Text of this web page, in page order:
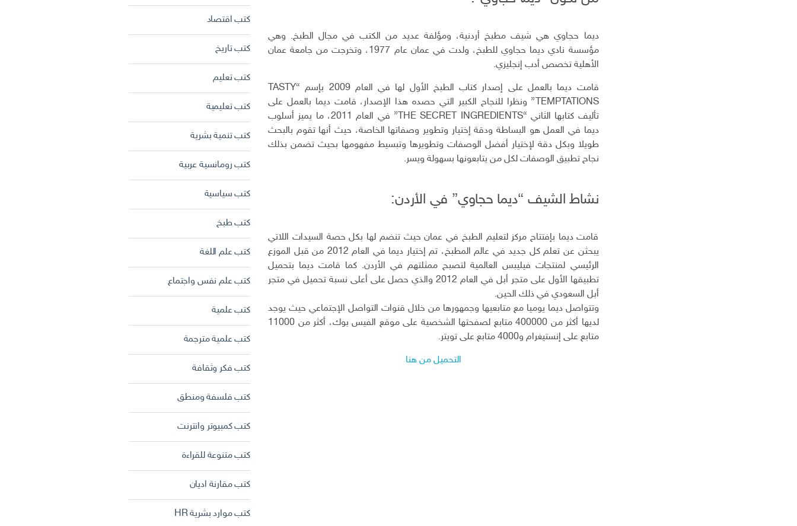
ديما حجاوي هي شيف مطبخ أردنية، ومؤلفة عديد من الكتب في مجال الطبخ. وهي
مؤسسة نادي ديما حجاوي للطبخ، ولدت في عمان عام 1977، وتخرجت من جامعة عمان
الأهلية تخصص أدب إنجليزي.
قامت ديما بالعمل على إصدار كتاب الطبخ الأول لها في العام 2009 بإسم “TASTY
TEMPTATIONS” ونظرا للنجاح الكبير التي حصده هذا الإصدار، قامت ديما بالعمل على
تأليف كتابها الثاني “THE SECRET INGREDIENTS” في العام 2011، ما يميز أسلوب
ديما في العمل هو البساطة ودقة إختيار وتطوير وصفاتها الخاصة، حيث أنها تقوم بالبحث
طويلا وبكل دقة لإختيار أفضل الوصفات وتطويرها وتبسيط مفهومها بحيث تضمن بذلك
نجاح تطبيق الوصفات لكل من يتابعونها بسهولة ويسر.
نشاط الشيف “ديما حجاوي” في الأردن:
قامت ديما بإفتتاح مركز لتعليم الطبخ في عمان حيث تنضم لها بكل حصة السيدات اللاتي
يبحثن عن تعلم كل جديد في عالم المطبخ، تم إختيار ديما في العام 2012 من قبل الموزع
الرئيسي لمنتجات فيليبس العالمية لتصبح ممثلتهم في الأردن. كما قامت ديما بتحميل
تطبيقها الأول على متجر أبل في العام 2012 والذي حصل على أعلى نسبة تحميل في متجر
أبل السعودي في ذلك الحين.
وتتواصل ديما يوميا مع متابعيها وجمهورها من خلال قنوات التواصل الإجتماعي حيث يوجد
لديها أكثر من 400000 متابع لصفحتها الشخصية على موقع الفيس بوك، أكثر من 11000
متابع على إنستيغرام و4000 متابع على تويتر.
التحميل من هنا
كتب اقتصاد
كتب تاريخ
كتب تعليم
كتب تعليمية
كتب تنمية بشرية
كتب رومانسية عربية
كتب سياسية
كتب طبخ
كتب علم اللغة
كتب علم نفس واجتماع
كتب علمية
كتب علمية مترجمة
كتب فكر وثقافة
كتب فلسفة ومنطق
كتب كمبيوتر وانترنت
كتب متنوعة للقراءة
كتب مقارنة اديان
كتب موارد بشرية HR